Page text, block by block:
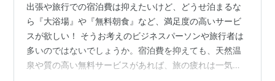
出張や旅行での宿泊費は抑えたいけど、どうせ泊まるな
ら『大浴場』や『無料朝食』など、満足度の高いサービ
スが欲しい！ そうお考えのビジネスパーソンや旅行者は
多いのではないでしょうか。宿泊費を抑えても、天然温
泉や質の高い無料サービスがあれば、旅の疲れは一気に